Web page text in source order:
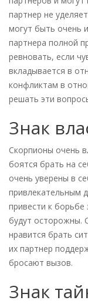
партнер не
могут быть очень
партнера полной
ревновать, если
вкладывается в
конфликтам в
решать эти
Знак
Скорпионы очень
боятся брать на
очень уверены в
привлекательным
привести к борьбе
будут осторожны.
нравится брать
их партнер
бросают вызов.
Знак